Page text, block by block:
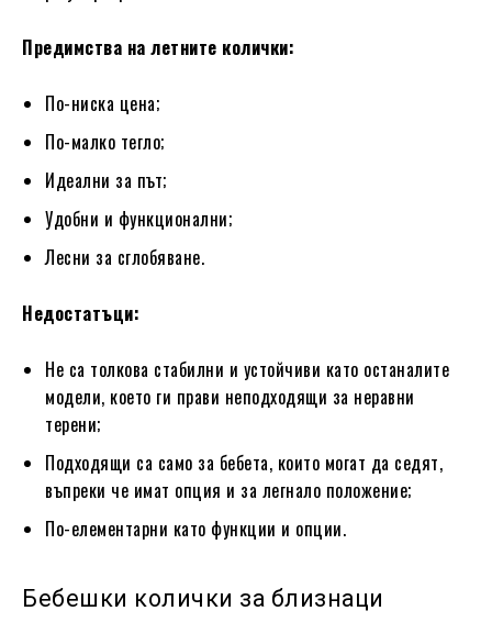
Предимства на летните колички:
По-ниска цена;
По-малко тегло;
Идеални за път;
Удобни и функционални;
Лесни за сглобяване.
Недостатъци:
Не са толкова стабилни и устойчиви като останалите
модели, което ги прави неподходящи за неравни
терени;
Подходящи са само за бебета, които могат да седят,
въпреки че имат опция и за легнало положение;
По-елементарни като функции и опции.
Бебешки колички за близнаци